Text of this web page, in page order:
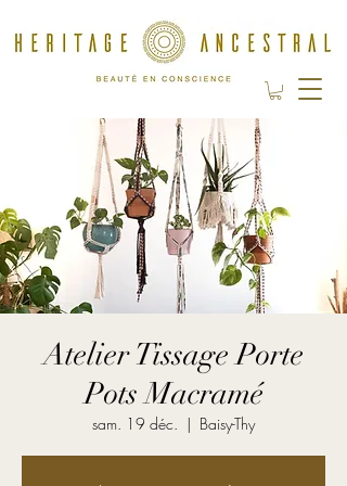
Atelier Tissage Porte
Pots Macramé
sam. 19 déc.
  |
Baisy-Thy